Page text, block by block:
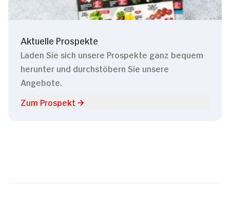
Aktuelle Prospekte
Laden Sie sich unsere Prospekte ganz bequem
herunter und durchstöbern Sie unsere
Angebote.
Zum Prospekt